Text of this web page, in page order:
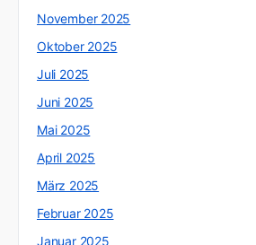
November 2025
Oktober 2025
Juli 2025
Juni 2025
Mai 2025
April 2025
März 2025
Februar 2025
Januar 2025